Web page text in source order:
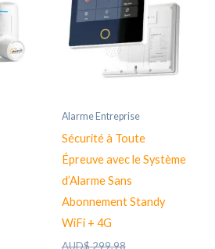
Alarme Entreprise
Sécurité à Toute
Épreuve avec le Système
d’Alarme Sans
Abonnement Standy
WiFi + 4G
AUD$299,98Original